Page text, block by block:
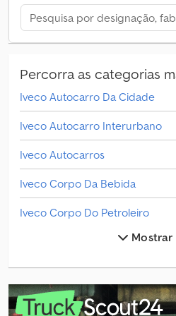
Sxfcefer
Percorra as categorias
Iveco Autocarro Da Cidade
Iveco Autocarro Interurbano
Iveco Autocarros
Iveco Corpo Da Bebida
Iveco Corpo Do Petroleiro
Iveco Daily 35 Transportadores
Iveco Daily 50
Mostrar